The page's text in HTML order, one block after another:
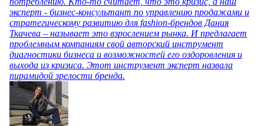
эксперт - бизнес-консультант по управлению продажами и
стратегическому развитию для fashion-брендов Дания
Ткачева – называет это взрослением рынка. И предлагает
проблемным компаниям свой авторский инструмент
диагностики бизнеса и возможностей его оздоровления и
выхода из кризиса. Этот инструмент эксперт назвала
пирамидой зрелости бренда.